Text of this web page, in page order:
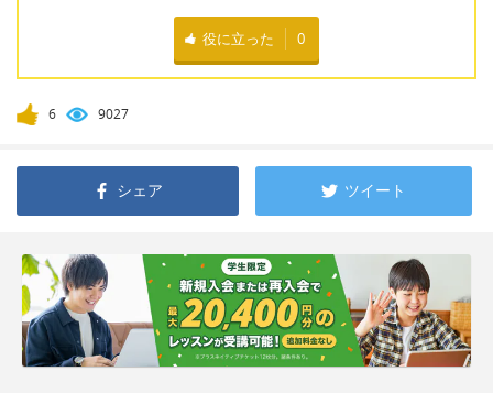
役に立った 0
6 9027
シェア ツイート